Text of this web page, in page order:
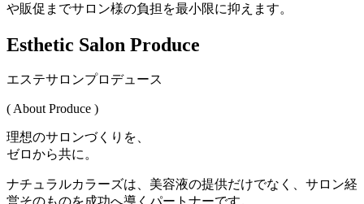
や販促までサロン様の負担を最小限に抑えます。
Esthetic Salon Produce
エステサロンプロデュース
( About Produce )
理想のサロンづくりを、
ゼロから共に。
ナチュラルカラーズは、美容液の提供だけでなく、サロン経